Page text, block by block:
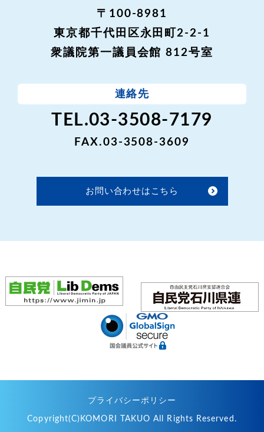
〒100-8981
東京都千代田区永田町2-2-1
衆議院第一議員会館 812号室
連絡先
TEL.03-3508-7179
FAX.03-3508-3609
お問い合わせはこちら
プライバシーポリシー
Copyright(C)KOMORI TAKUO All Rights Reserved.